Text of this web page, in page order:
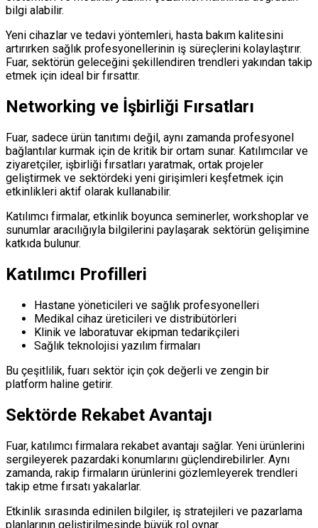
bilgi alabilir.
Yeni cihazlar ve tedavi yöntemleri, hasta bakım kalitesini
artırırken sağlık profesyonellerinin iş süreçlerini kolaylaştırır.
Fuar, sektörün geleceğini şekillendiren trendleri yakından takip
etmek için ideal bir fırsattır.
Networking ve İşbirliği Fırsatları
Fuar, sadece ürün tanıtımı değil, aynı zamanda profesyonel
bağlantılar kurmak için de kritik bir ortam sunar. Katılımcılar ve
ziyaretçiler, işbirliği fırsatları yaratmak, ortak projeler
geliştirmek ve sektördeki yeni girişimleri keşfetmek için
etkinlikleri aktif olarak kullanabilir.
Katılımcı firmalar, etkinlik boyunca seminerler, workshoplar ve
sunumlar aracılığıyla bilgilerini paylaşarak sektörün gelişimine
katkıda bulunur.
Katılımcı Profilleri
Hastane yöneticileri ve sağlık profesyonelleri
Medikal cihaz üreticileri ve distribütörleri
Klinik ve laboratuvar ekipman tedarikçileri
Sağlık teknolojisi yazılım firmaları
Bu çeşitlilik, fuarı sektör için çok değerli ve zengin bir
platform haline getirir.
Sektörde Rekabet Avantajı
Fuar, katılımcı firmalara rekabet avantajı sağlar. Yeni ürünlerini
sergileyerek pazardaki konumlarını güçlendirebilirler. Aynı
zamanda, rakip firmaların ürünlerini gözlemleyerek trendleri
takip etme fırsatı yakalarlar.
Etkinlik sırasında edinilen bilgiler, iş stratejileri ve pazarlama
planlarının geliştirilmesinde büyük rol oynar.